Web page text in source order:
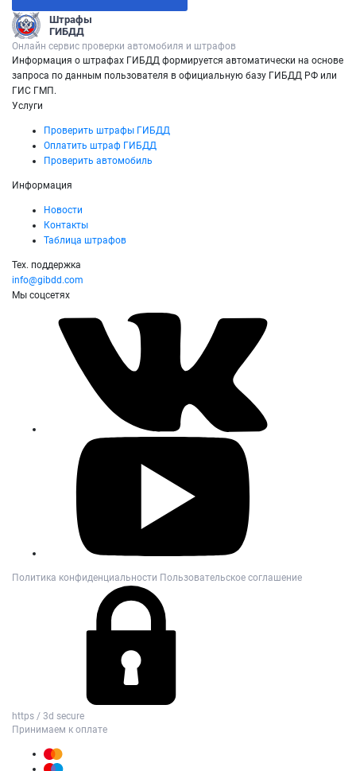
Штрафы
ГИБДД
Онлайн сервис проверки автомобиля и штрафов
Информация о штрафах ГИБДД формируется автоматически на основе
запроса по данным пользователя в официальную базу ГИБДД РФ или
ГИС ГМП.
Услуги
Проверить штрафы ГИБДД
Оплатить штраф ГИБДД
Проверить автомобиль
Информация
Новости
Контакты
Таблица штрафов
Тех. поддержка
info@gibdd.com
Мы соцсетях
Политика конфиденциальности Пользовательское соглашение
https / 3d secure
Принимаем к оплате